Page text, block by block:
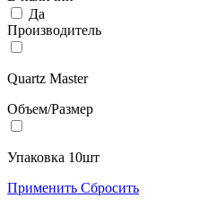
Да
Производитель
Quartz Master
Объем/Размер
Упаковка 10шт
Применить Сбросить